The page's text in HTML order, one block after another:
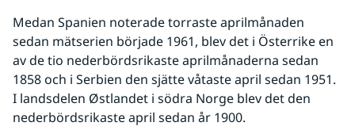
Medan Spanien noterade torraste aprilmånaden
sedan mätserien började 1961, blev det i Österrike en
av de tio nederbördsrikaste aprilmånaderna sedan
1858 och i Serbien den sjätte våtaste april sedan 1951.
I landsdelen Østlandet i södra Norge blev det den
nederbördsrikaste april sedan år 1900.